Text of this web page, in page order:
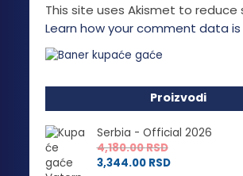
This site uses Akismet to reduce
Learn how your comment data
Proizvodi
Serbia - Official 2026
4,180.00RSD
3,344.00 RSD